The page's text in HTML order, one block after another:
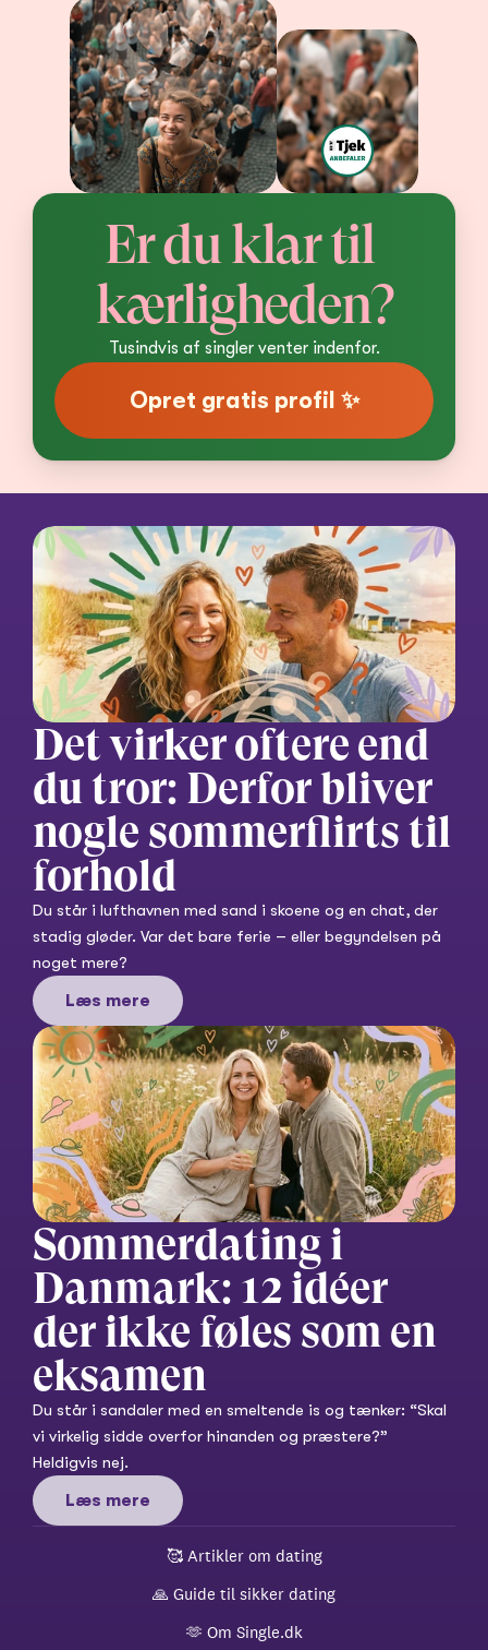
Er du klar til
kærligheden?
Tusindvis af singler venter indenfor.
Opret gratis profil ✨
Det virker oftere end
du tror: Derfor bliver
nogle sommerflirts til
forhold
Du står i lufthavnen med sand i skoene og en chat, der
stadig gløder. Var det bare ferie – eller begyndelsen på
noget mere?
Læs mere
Sommerdating i
Danmark: 12 idéer
der ikke føles som en
eksamen
Du står i sandaler med en smeltende is og tænker: “Skal
vi virkelig sidde overfor hinanden og præstere?”
Heldigvis nej.
Læs mere
🥰 Artikler om dating
🙏 Guide til sikker dating
🫶 Om Single.dk